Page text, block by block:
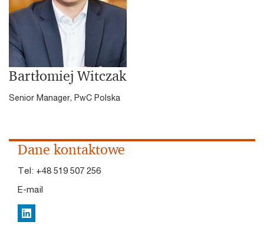
Bartłomiej Witczak
Senior Manager, PwC Polska
Dane kontaktowe
Tel: +48 519 507 256
E-mail
LinkedIn